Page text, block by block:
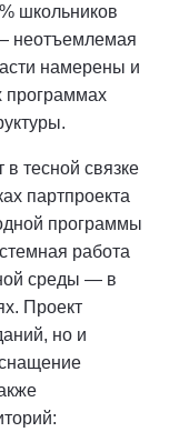
школьников
неотъемлемая
намерены и
программах
тесной связке
партпроекта
программы
работа
среды — в
Проект
но и